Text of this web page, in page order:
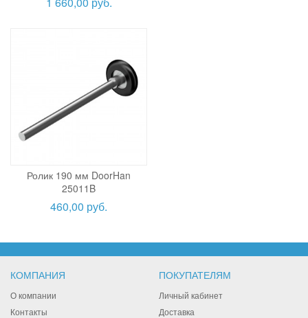
Ролик 190 мм DoorHan
25011B
460,00 руб.
КОМПАНИЯ
О компании
Контакты
ПОКУПАТЕЛЯМ
Личный кабинет
Доставка